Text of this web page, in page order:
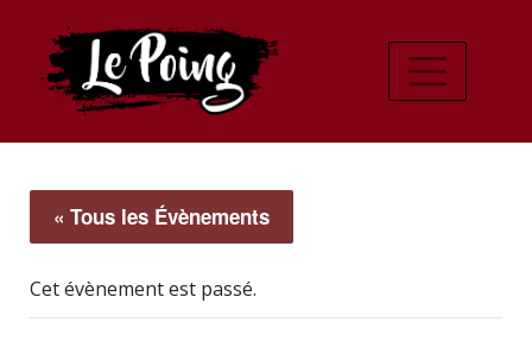
« Tous les Évènements
Cet évènement est passé.